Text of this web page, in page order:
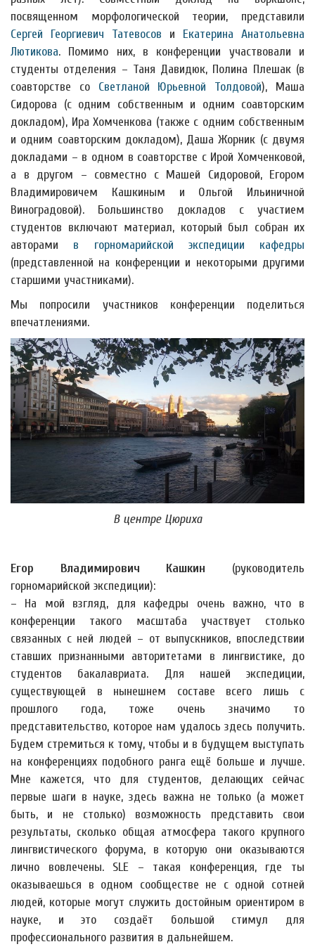
посвященном морфологической теории, представили
Сергей Георгиевич Татевосов и Екатерина Анатольевна
Лютикова. Помимо них, в конференции участвовали и
студенты отделения – Таня Давидюк, Полина Плешак (в
соавторстве со Светланой Юрьевной Толдовой), Маша
Сидорова (с одним собственным и одним соавторским
докладом), Ира Хомченкова (также с одним собственным
и одним соавторским докладом), Даша Жорник (с двумя
докладами – в одном в соавторстве с Ирой Хомченковой,
а в другом – совместно с Машей Сидоровой, Егором
Владимировичем Кашкиным и Ольгой Ильиничной
Виноградовой). Большинство докладов с участием
студентов включают материал, который был собран их
авторами в горномарийской экспедиции кафедры
(представленной на конференции и некоторыми другими
старшими участниками).
Мы попросили участников конференции поделиться
впечатлениями.
В центре Цюриха
Егор Владимирович Кашкин (руководитель
горномарийской экспедиции):
– На мой взгляд, для кафедры очень важно, что в
конференции такого масштаба участвует столько
связанных с ней людей – от выпускников, впоследствии
ставших признанными авторитетами в лингвистике, до
студентов бакалавриата. Для нашей экспедиции,
существующей в нынешнем составе всего лишь с
прошлого года, тоже очень значимо то
представительство, которое нам удалось здесь получить.
Будем стремиться к тому, чтобы и в будущем выступать
на конференциях подобного ранга ещё больше и лучше.
Мне кажется, что для студентов, делающих сейчас
первые шаги в науке, здесь важна не только (а может
быть, и не столько) возможность представить свои
результаты, сколько общая атмосфера такого крупного
лингвистического форума, в которую они оказываются
лично вовлечены. SLE – такая конференция, где ты
оказываешься в одном сообществе не с одной сотней
людей, которые могут служить достойным ориентиром в
науке, и это создаёт большой стимул для
профессионального развития в дальнейшем.